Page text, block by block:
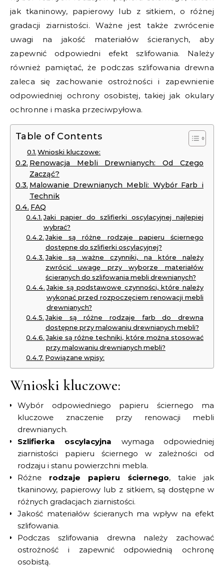
jak tkaninowy, papierowy lub z sitkiem, o różnej
gradacji ziarnistości. Ważne jest także zwrócenie
uwagi na jakość materiałów ścieranych, aby
zapewnić odpowiedni efekt szlifowania. Należy
również pamiętać, że podczas szlifowania drewna
zaleca się zachowanie ostrożności i zapewnienie
odpowiedniej ochrony osobistej, takiej jak okulary
ochronne i maska przeciwpyłowa.
Table of Contents
Wnioski kluczowe:
Renowacja Mebli Drewnianych: Od Czego
Zacząć?
Malowanie Drewnianych Mebli: Wybór Farb i
Technik
FAQ
Jaki papier do szlifierki oscylacyjnej najlepiej
wybrać?
Jakie są różne rodzaje papieru ściernego
dostępne do szlifierki oscylacyjnej?
Jakie są ważne czynniki, na które należy
zwrócić uwagę przy wyborze materiałów
ścieranych do szlifowania mebli drewnianych?
Jakie są podstawowe czynności, które należy
wykonać przed rozpoczęciem renowacji mebli
drewnianych?
Jakie są różne rodzaje farb do drewna
dostępne przy malowaniu drewnianych mebli?
Jakie są różne techniki, które można stosować
przy malowaniu drewnianych mebli?
Powiązane wpisy:
Wnioski kluczowe:
Wybór odpowiedniego papieru ściernego ma
kluczowe znaczenie przy renowacji mebli
drewnianych.
Szlifierka oscylacyjna wymaga odpowiedniej
ziarnistości papieru ściernego w zależności od
rodzaju i stanu powierzchni mebla.
Różne rodzaje papieru ściernego, takie jak
tkaninowy, papierowy lub z sitkiem, są dostępne w
różnych gradacjach ziarnistości.
Jakość materiałów ścieranych ma wpływ na efekt
szlifowania.
Podczas szlifowania drewna należy zachować
ostrożność i zapewnić odpowiednią ochronę
osobistą.